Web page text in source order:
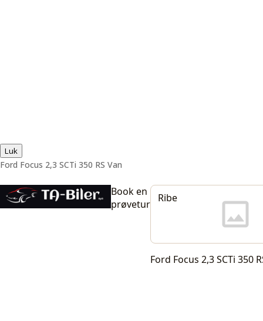
Luk
Ford Focus 2,3 SCTi 350 RS Van